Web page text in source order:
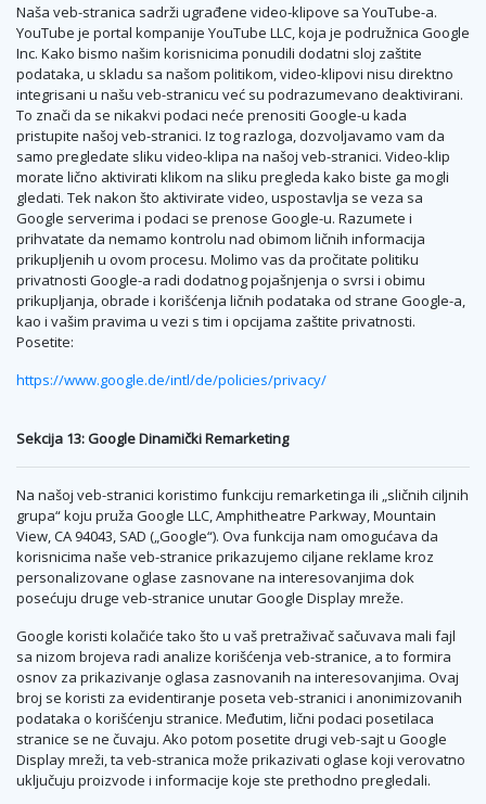
Naša veb-stranica sadrži ugrađene video-klipove sa YouTube-a.
YouTube je portal kompanije YouTube LLC, koja je podružnica Google
Inc. Kako bismo našim korisnicima ponudili dodatni sloj zaštite
podataka, u skladu sa našom politikom, video-klipovi nisu direktno
integrisani u našu veb-stranicu već su podrazumevano deaktivirani.
To znači da se nikakvi podaci neće prenositi Google-u kada
pristupite našoj veb-stranici. Iz tog razloga, dozvoljavamo vam da
samo pregledate sliku video-klipa na našoj veb-stranici. Video-klip
morate lično aktivirati klikom na sliku pregleda kako biste ga mogli
gledati. Tek nakon što aktivirate video, uspostavlja se veza sa
Google serverima i podaci se prenose Google-u. Razumete i
prihvatate da nemamo kontrolu nad obimom ličnih informacija
prikupljenih u ovom procesu. Molimo vas da pročitate politiku
privatnosti Google-a radi dodatnog pojašnjenja o svrsi i obimu
prikupljanja, obrade i korišćenja ličnih podataka od strane Google-a,
kao i vašim pravima u vezi s tim i opcijama zaštite privatnosti.
Posetite:
https://www.google.de/intl/de/policies/privacy/
Sekcija 13: Google Dinamički Remarketing
Na našoj veb-stranici koristimo funkciju remarketinga ili „sličnih ciljnih
grupa“ koju pruža Google LLC, Amphitheatre Parkway, Mountain
View, CA 94043, SAD („Google“). Ova funkcija nam omogućava da
korisnicima naše veb-stranice prikazujemo ciljane reklame kroz
personalizovane oglase zasnovane na interesovanjima dok
posećuju druge veb-stranice unutar Google Display mreže.
Google koristi kolačiće tako što u vaš pretraživač sačuvava mali fajl
sa nizom brojeva radi analize korišćenja veb-stranice, a to formira
osnov za prikazivanje oglasa zasnovanih na interesovanjima. Ovaj
broj se koristi za evidentiranje poseta veb-stranici i anonimizovanih
podataka o korišćenju stranice. Međutim, lični podaci posetilaca
stranice se ne čuvaju. Ako potom posetite drugi veb-sajt u Google
Display mreži, ta veb-stranica može prikazivati oglase koji verovatno
uključuju proizvode i informacije koje ste prethodno pregledali.